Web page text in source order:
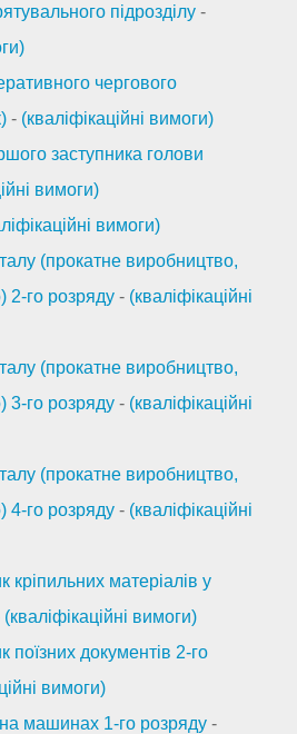
підрозділу -
чергового
- (кваліфікаційні вимоги)
заступника голови
вимоги)
вимоги)
(прокатне виробництво,
2-го розряду - (кваліфікаційні
(прокатне виробництво,
3-го розряду - (кваліфікаційні
(прокатне виробництво,
4-го розряду - (кваліфікаційні
кріпильних матеріалів у
(кваліфікаційні вимоги)
поїзних документів 2-го
вимоги)
машинах 1-го розряду -